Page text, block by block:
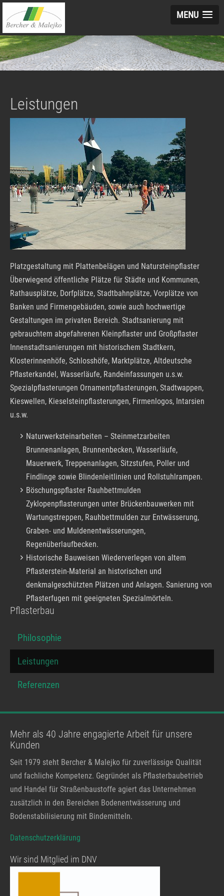
MENU
Leistungen
Platzgestaltung mit Plattenbelägen und Natursteinpflaster
Überwiegend öffentliche Plätze für Städte und Kommunen,
Rathausplätze, Dorfplätze, Stadtbahnplätze, Vorplätze von
Banken und Firmengebäuden, sowie auch hochwertige
Gestaltungen im privaten Bereich. Stadtsanierung mit
gebrauchtem abgefahrenen Kleinpflaster und Großpflaster
Innenstadtsanierungen mit historischem Stadtkern,
Klosterinnenhöfe, Schlosshöfe, Marktplätze, Altdeutsche
Pflasterkandel, Wasserläufe, Randeinfassungen u.s.w.
Spezialpflasterungen Ornamentpflasterungen, Stadtwappen,
Kieswellen, Kieselsteinpflasterungen, Firmenlogos, Intarsien
u.s.w.
Naturwerksteinarbeiten – Steinmetzarbeiten
Brunnenanlagen, Brunnenbecken, Wasserläufe,
Mauerwerk, Treppenanlagen, Sitzstufen, Poller und
Findlinge sowie Blindenleitlinien und Rollstuhlrampen.
Böschungspflaster Rauhbettmulden
Zyklopenpflasterungen unter Brückenbauwerken mit
Wartungstreppen, Rauhbettmulden zur Entwässerung,
Graben- und Muldenentwässerungen,
Regenüberlaufbecken.
Historische Bauweisen Wiederverlegen von altem
Pflasterstein-Material an historischen und
denkmalgeschützten Plätzen und Anlagen. Sanierung von
Pflasterfugen mit geeigneten Spezialmörteln.
Pflasterbau
Philosophie
Leistungen
Referenzen
Mehr als 40 Jahre engagierte Arbeit für unsere
Kunden
Seit 1979 steht Bercher & Malejko für zuverlässige Qualität
und fachliche Kompetenz. Gegründet als Pflasterbaubetrieb
und Handel für Straßenbaustoffe agiert das Unternehmen
zusätzlich in den Bereichen Bodenentwässerung und
Bodenstabilisierung mit Bindemitteln.
Datenschutzerklärung
Wir sind Mitglied im DNV